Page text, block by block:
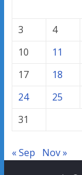
3
4
10
11
17
18
24
25
31
« Sep Nov »